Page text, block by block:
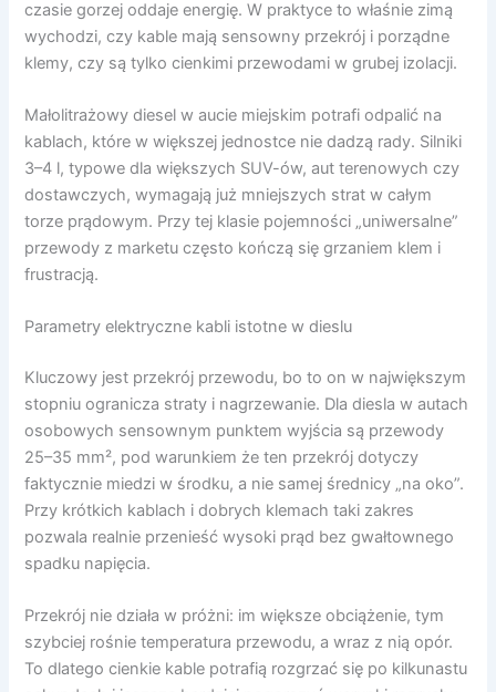
czasie gorzej oddaje energię. W praktyce to właśnie zimą
wychodzi, czy kable mają sensowny przekrój i porządne
klemy, czy są tylko cienkimi przewodami w grubej izolacji.
Małolitrażowy diesel w aucie miejskim potrafi odpalić na
kablach, które w większej jednostce nie dadzą rady. Silniki
3–4 l, typowe dla większych SUV-ów, aut terenowych czy
dostawczych, wymagają już mniejszych strat w całym
torze prądowym. Przy tej klasie pojemności „uniwersalne”
przewody z marketu często kończą się grzaniem klem i
frustracją.
Parametry elektryczne kabli istotne w dieslu
Kluczowy jest przekrój przewodu, bo to on w największym
stopniu ogranicza straty i nagrzewanie. Dla diesla w autach
osobowych sensownym punktem wyjścia są przewody
25–35 mm², pod warunkiem że ten przekrój dotyczy
faktycznie miedzi w środku, a nie samej średnicy „na oko”.
Przy krótkich kablach i dobrych klemach taki zakres
pozwala realnie przenieść wysoki prąd bez gwałtownego
spadku napięcia.
Przekrój nie działa w próżni: im większe obciążenie, tym
szybciej rośnie temperatura przewodu, a wraz z nią opór.
To dlatego cienkie kable potrafią rozgrzać się po kilkunastu